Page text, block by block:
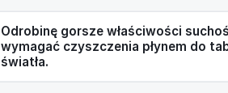
Odrobinę gorsze właściwości
wymagać czyszczenia płynem do
światła.